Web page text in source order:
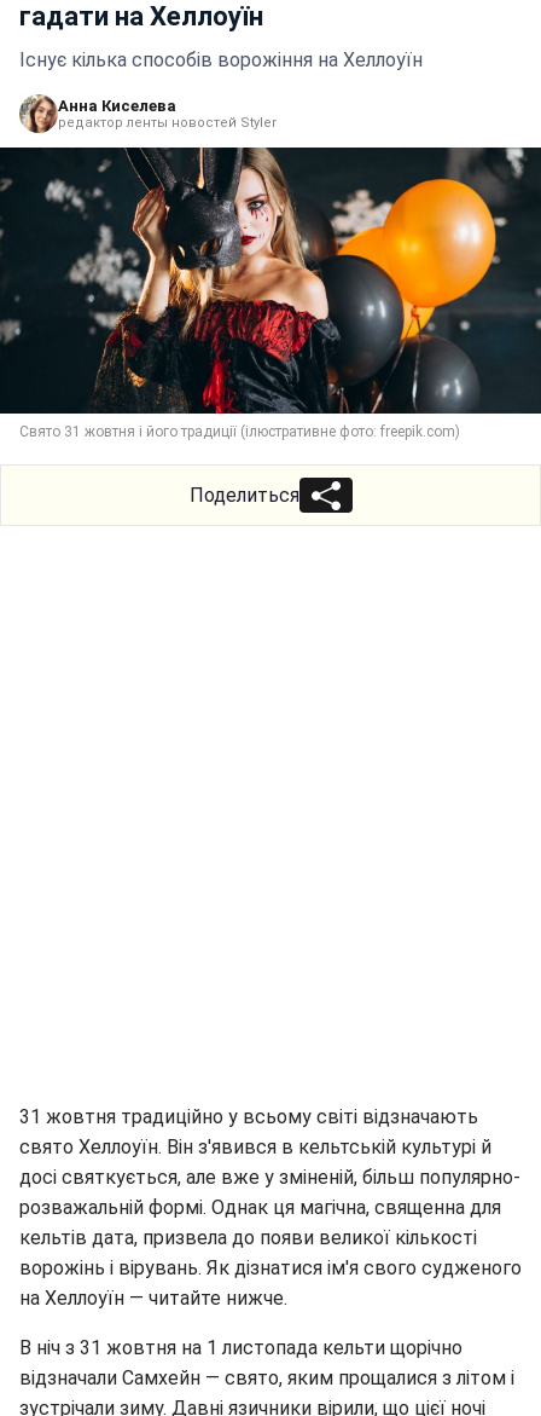
гадати на Хеллоуїн
Існує кілька способів ворожіння на Хеллоуїн
Анна Киселева
редактор ленты новостей Styler
Свято 31 жовтня і його традиції (ілюстративне фото: freepik.com)
Поделиться
31 жовтня традиційно у всьому світі відзначають
свято Хеллоуїн. Він з'явився в кельтській культурі й
досі святкується, але вже у зміненій, більш популярно-
розважальній формі. Однак ця магічна, священна для
кельтів дата, призвела до появи великої кількості
ворожінь і вірувань. Як дізнатися ім'я свого судженого
на Хеллоуїн — читайте нижче.
В ніч з 31 жовтня на 1 листопада кельти щорічно
відзначали Самхейн — свято, яким прощалися з літом і
зустрічали зиму. Давні язичники вірили, що цієї ночі